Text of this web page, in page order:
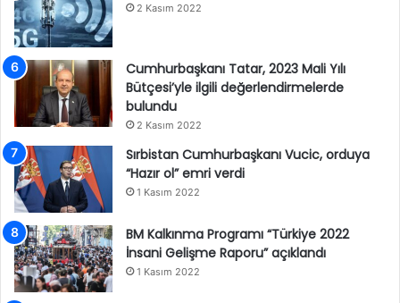
2 Kasım 2022
Cumhurbaşkanı Tatar, 2023 Mali Yılı
Bütçesi’yle ilgili değerlendirmelerde
bulundu
2 Kasım 2022
Sırbistan Cumhurbaşkanı Vucic, orduya
“Hazır ol” emri verdi
1 Kasım 2022
BM Kalkınma Programı “Türkiye 2022
İnsani Gelişme Raporu” açıklandı
1 Kasım 2022